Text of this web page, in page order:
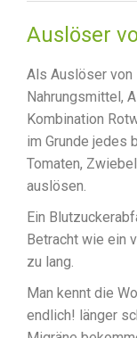
Auslöser
Als Auslöser von
Nahrungsmittel,
Kombination
im Grunde
Tomaten,
auslösen.
Ein
Betracht wie ein
zu lang.
Man kennt die
endlich! länger